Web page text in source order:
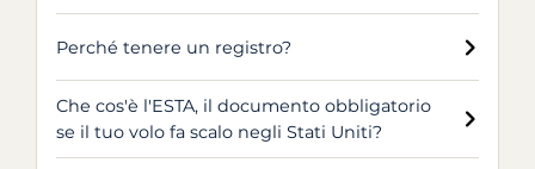
Perché tenere un registro?
Che cos'è l'ESTA, il documento obbligatorio
se il tuo volo fa scalo negli Stati Uniti?